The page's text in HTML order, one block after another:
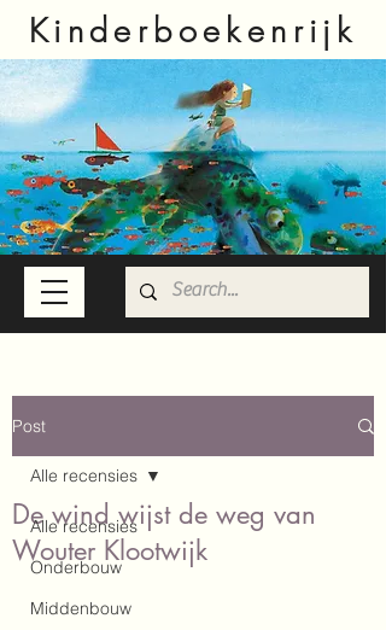
Kinderboekenrijk
Post
Alle recensies
Onderbouw
Middenbouw
Alle recensies
De wind wijst de weg van
Wouter Klootwijk